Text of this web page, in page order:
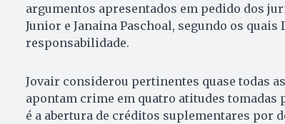
argumentos apresentados em pedido dos
Junior e Janaina Paschoal, segundo os
responsabilidade.
Jovair considerou pertinentes quase todas
apontam crime em quatro atitudes tomadas
é a abertura de créditos suplementares por